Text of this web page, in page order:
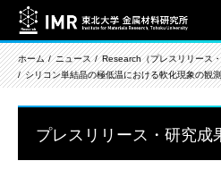
ホーム ニュース
Research（プレスリリース
シリコン単結晶の極低温における軟化現象の
プレスリリース・研究成